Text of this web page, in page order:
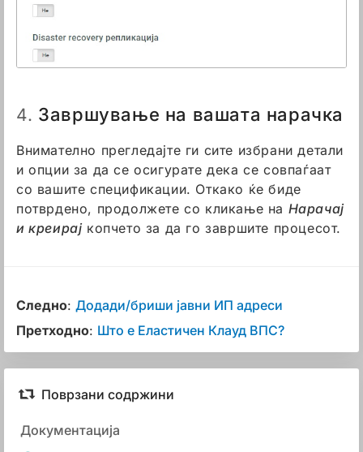
4. Завршување на вашата нарачка
Внимателно прегледајте ги сите избрани детали
и опции за да се осигурате дека се совпаѓаат
со вашите спецификации. Oткако ќе биде
потврдено, продолжете со кликање на Нарачај
и креирајкопчето за да го завршите процесот.
Следно: Додади/бриши јавни ИП адреси
Претходно: Што е Еластичен Клауд ВПС?
Поврзани содржини
Документација